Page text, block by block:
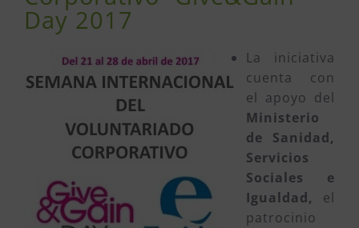
Day 2017
La iniciativa
cuenta con
el apoyo del
Ministerio
de Sanidad,
Servicios
Sociales e
Igualdad,
el
patrocinio